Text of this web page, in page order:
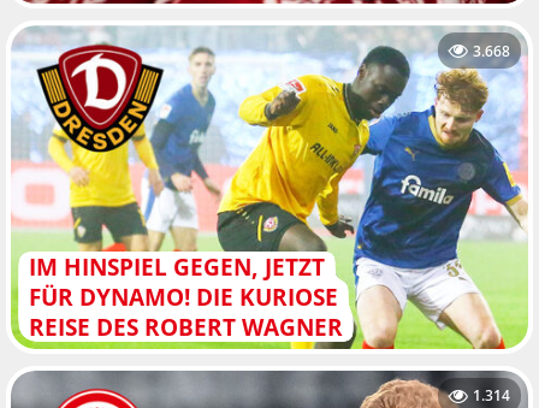
IM HINSPIEL GEGEN, JETZT
FÜR DYNAMO! DIE KURIOSE
REISE DES ROBERT WAGNER
3.668
1.314